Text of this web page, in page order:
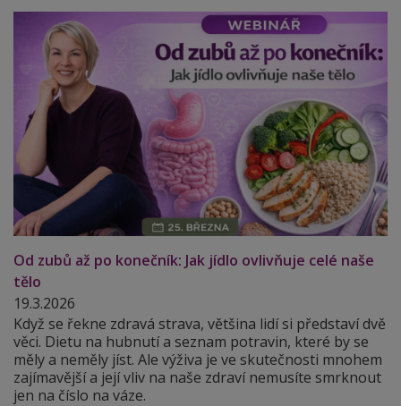
Od zubů až po konečník: Jak jídlo ovlivňuje celé naše
tělo
19.3.2026
Když se řekne zdravá strava, většina lidí si představí dvě
věci. Dietu na hubnutí a seznam potravin, které by se
měly a neměly jíst. Ale výživa je ve skutečnosti mnohem
zajímavější a její vliv na naše zdraví nemusíte smrknout
jen na číslo na váze.